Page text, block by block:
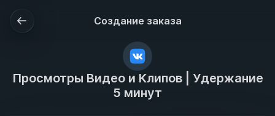
Создание заказа
Просмотры Видео и Клипов | Удержание
5 минут